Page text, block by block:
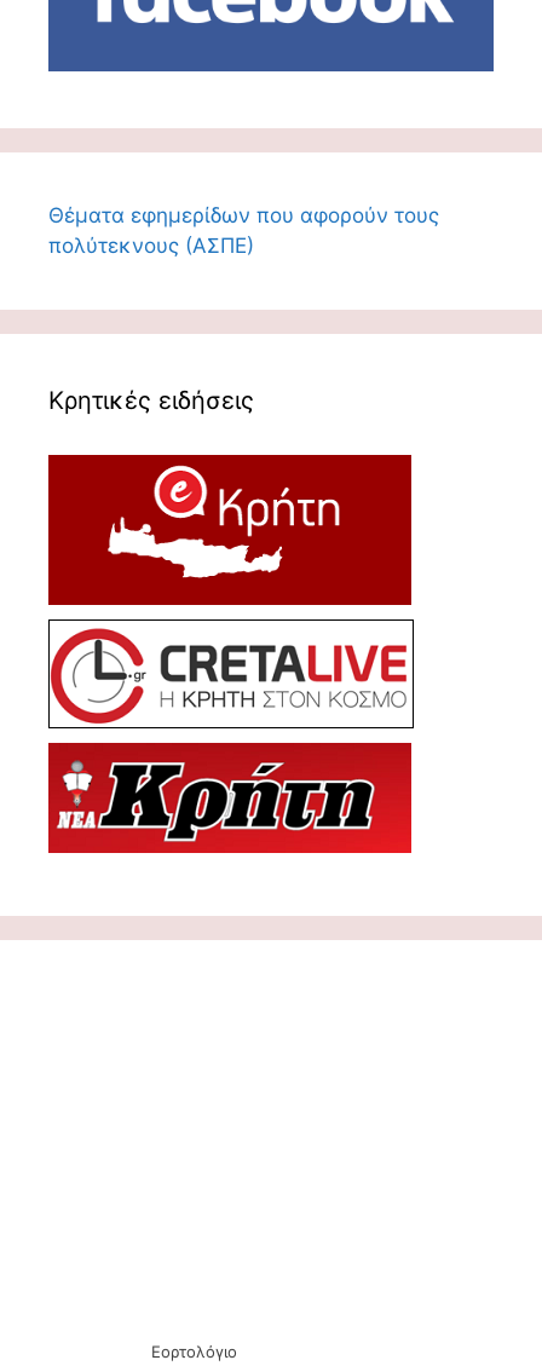
Θέματα εφημερίδων που αφορούν τους
πολύτεκνους (ΑΣΠΕ)
Κρητικές ειδήσεις
Εορτολόγιο